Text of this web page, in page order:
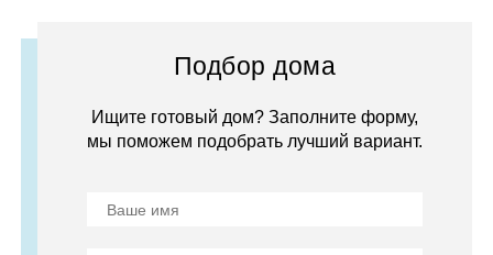
Подбор дома
Ищите готовый дом? Заполните форму,
мы поможем подобрать лучший вариант.